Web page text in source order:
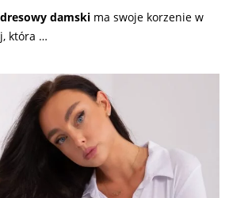
damski ma swoje korzenie w
która …